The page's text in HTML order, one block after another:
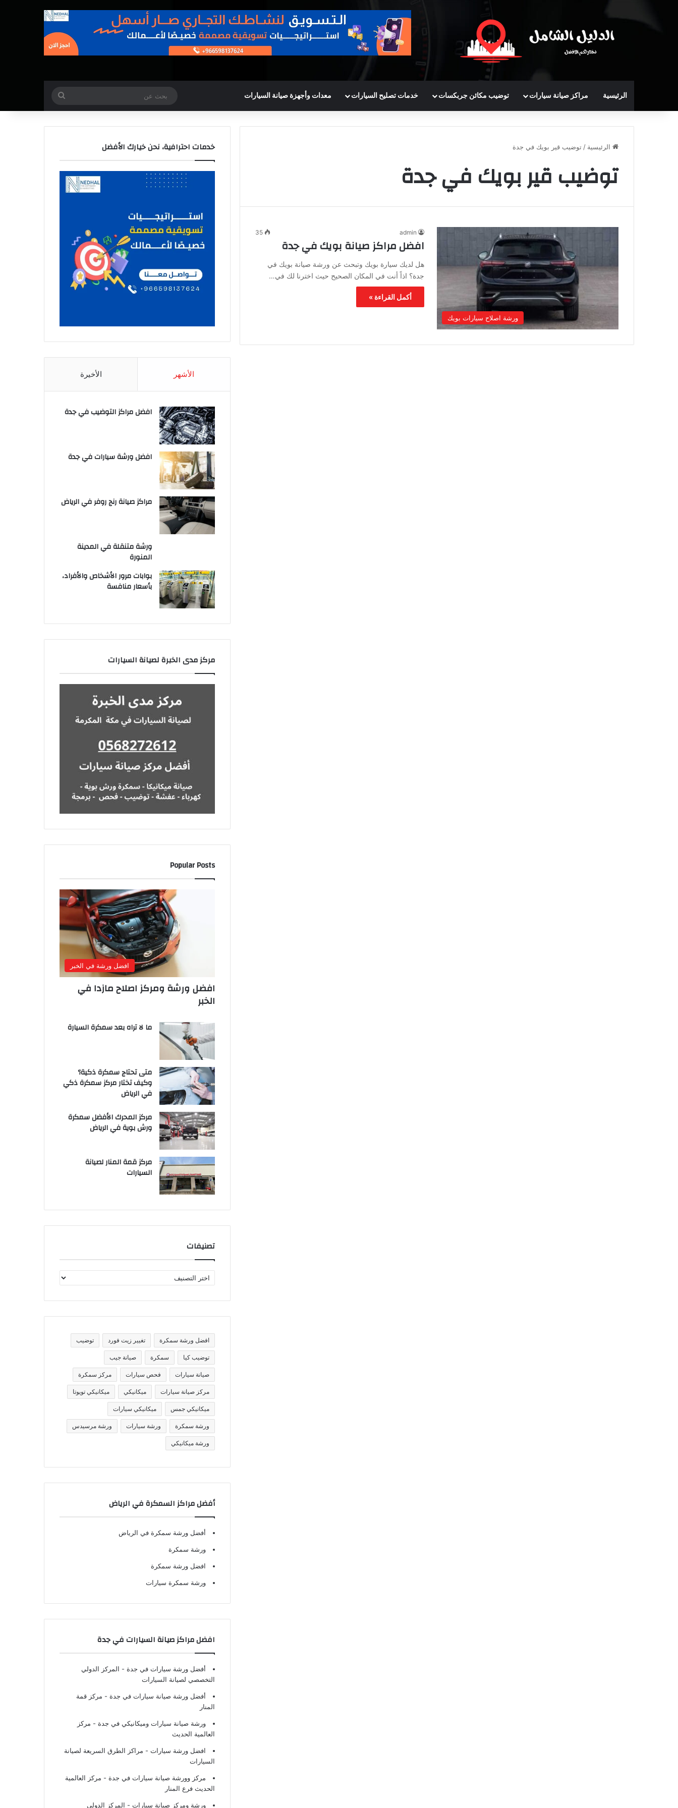
الرئيسية مراكز صيانة سيارات توضيب مكائن جربكسات خدمات تصليح السيارات معدات وأجهزة صيانة السيارات
عن
الرئيسية /توضيب قير بويك في جدة
توضيب قير بويك في جدة
ورشة اصلاح سيارات بويك
admin
35
افضل مراكز صيانة بويك في جدة
هل لديك سيارة بويك وتبحث عن ورشة صيانة بويك في
جدة؟ اذاً أنت في المكان الصحيح حيث اخترنا لك في…
أكمل القراءة »
خدمات احترافية، نحن خيارك الأفضل
الأشهر الأخيرة
افضل مراكز التوضيب في جدة
افضل ورشة سيارات في جدة
مراكز صيانة رنج روفر في الرياض
ورشة متنقلة في المدينة
المنورة
بوابات مرور الأشخاص والأفراد،
بأسعار منافسة
مركز مدى الخبرة لصيانة السيارات
Popular Posts
افضل ورشة في الخبر
افضل ورشة ومركز اصلاح مازدا في
الخبر
ما لا تراه بعد سمكرة السيارة
متى تحتاج سمكرة ذكية؟
وكيف تختار مركز سمكرة ذكي
في الرياض
مركز المحرك الأفضل سمكرة
ورش بوية في الرياض
مركز قمة المنار لصيانة
السيارات
تصنيفات
ص
ف
تافضل ورشة سمكرة تغيير زيت فورد توضيب
توضيب كيا سمكرة صيانة جيب
صيانة سيارات فحص سيارات مركز سمكرة
مركز صيانة سيارات ميكانيكي ميكانيكي تويوتا
ميكانيكي جمس ميكانيكي سيارات
ورشة سمكرة ورشة سيارات ورشة مرسيدس
ورشة ميكانيكي
أفضل مراكز السمكرة في الرياض
أفضل ورشة سمكرة في الرياض
ورشة سمكرة
افضل ورشة سمكرة
ورشة سمكرة سيارات
افضل مراكز صيانة السيارات في جدة
أفضل ورشة سيارات في جدة - المركز الدولي
التخصصي لصيانة السيارات
أفضل ورشة صيانة سيارات في جدة - مركز قمة
المنار
ورشة صيانة سيارات وميكانيكي في جدة - مركز
العالمية الحديث
افضل ورشة سيارات - مراكز الطرق السريعة لصيانة
السيارات
مركز وورشة صيانة سيارات في جدة - مركز العالمية
الحديث فرع المنار
ورشة ومركز صيانة سيارات - المركز الدولي